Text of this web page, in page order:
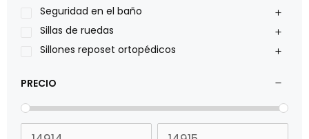
Stealth products
Xiehe Medical
Seguridad en el baño
Sillas de ruedas
Sillones reposet ortopédicos
PRECIO